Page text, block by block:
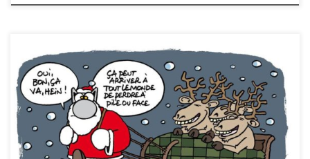
[iframe width= »560″ height= »315″
src= »https://www.youtube.com/embed/BjYPeGm_f70?
rel=0&showinfo=0″ frameborder= »0″ gesture= »media »
allow= »encrypted-media » allowfullscreen] Retrouvez toutes les lettres
au Père Noël ici